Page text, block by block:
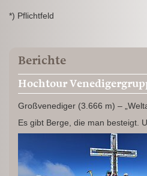
*) Pflichtfeld
Berichte
Hochtour
Großvenediger (3.666 m) –
Es gibt Berge, die man besteigt.